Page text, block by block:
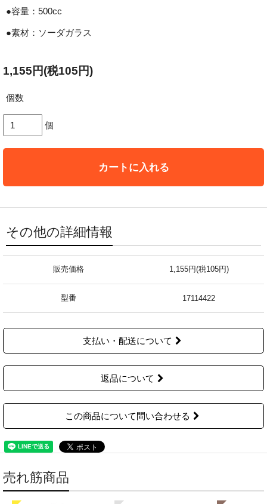
●容量：500cc
●素材：ソーダガラス
1,155円(税105円)
個数
個
カートに入れる
その他の詳細情報
販売価格 1,155円(税105円)
型番 17114422
支払い・配送について
返品について
この商品について問い合わせる
売れ筋商品